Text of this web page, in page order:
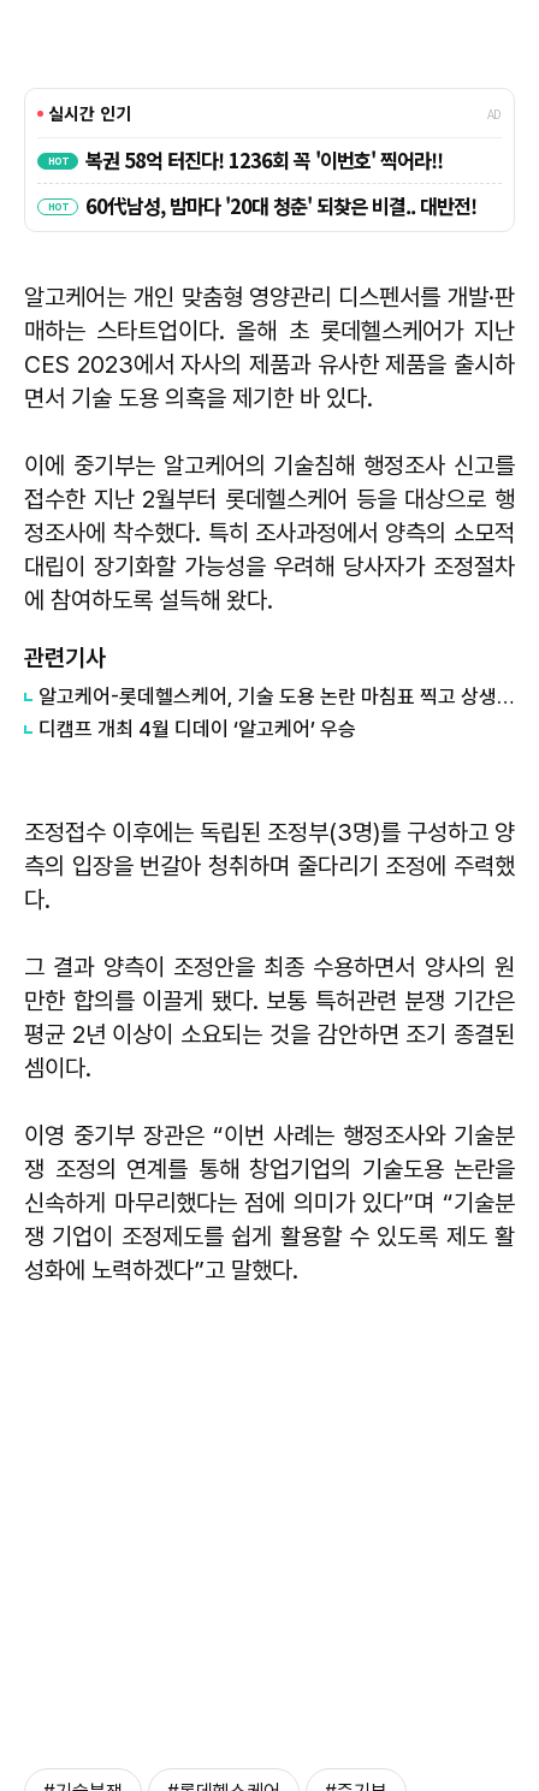
알고케어는 개인 맞춤형 영양관리 디스펜서를 개발·판
매하는 스타트업이다. 올해 초 롯데헬스케어가 지난
CES 2023에서 자사의 제품과 유사한 제품을 출시하
면서 기술 도용 의혹을 제기한 바 있다.
이에 중기부는 알고케어의 기술침해 행정조사 신고를
접수한 지난 2월부터 롯데헬스케어 등을 대상으로 행
정조사에 착수했다. 특히 조사과정에서 양측의 소모적
대립이 장기화할 가능성을 우려해 당사자가 조정절차
에 참여하도록 설득해 왔다.
관련기사
알고케어-롯데헬스케어, 기술 도용 논란 마침표 찍고 상생기금 3억 출연
디캠프 개최 4월 디데이 ‘알고케어’ 우승
조정접수 이후에는 독립된 조정부(3명)를 구성하고 양
측의 입장을 번갈아 청취하며 줄다리기 조정에 주력했
다.
그 결과 양측이 조정안을 최종 수용하면서 양사의 원
만한 합의를 이끌게 됐다. 보통 특허관련 분쟁 기간은
평균 2년 이상이 소요되는 것을 감안하면 조기 종결된
셈이다.
이영 중기부 장관은 “이번 사례는 행정조사와 기술분
쟁 조정의 연계를 통해 창업기업의 기술도용 논란을
신속하게 마무리했다는 점에 의미가 있다”며 “기술분
쟁 기업이 조정제도를 쉽게 활용할 수 있도록 제도 활
성화에 노력하겠다”고 말했다.